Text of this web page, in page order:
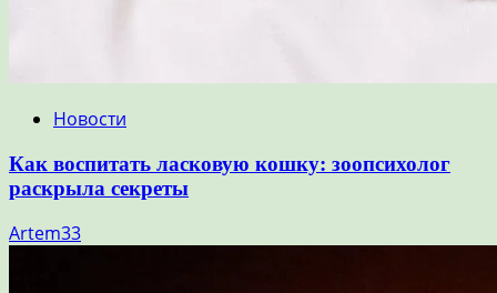
Новости
Как воспитать ласковую кошку: зоопсихолог
раскрыла секреты
Artem33